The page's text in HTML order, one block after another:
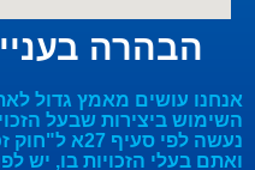
הבהרה
אנחנו עושים מאמץ גדול
השימוש ביצירות שבעל
נעשה לפי
ואתם בעלי הזכויות בו, יש